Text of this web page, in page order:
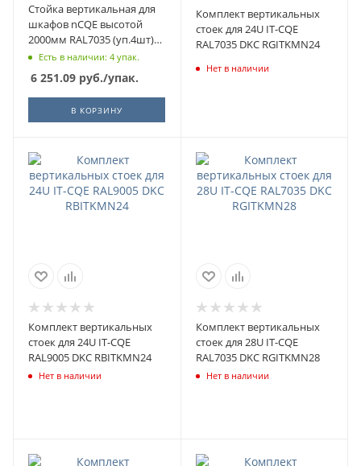
Стойка вертикальная для
шкафов nCQE высотой
2000мм RAL7035 (уп.4шт)
DKC R5NKMN20
Есть в наличии: 4 упак.
6 251.09 руб./упак.
В КОРЗИНУ
Комплект вертикальных
стоек для 24U IT-CQE
RAL7035 DKC RGITKMN24
Нет в наличии
Комплект вертикальных
стоек для 24U IT-CQE
RAL9005 DKC RBITKMN24
Нет в наличии
Комплект вертикальных
стоек для 28U IT-CQE
RAL7035 DKC RGITKMN28
Нет в наличии